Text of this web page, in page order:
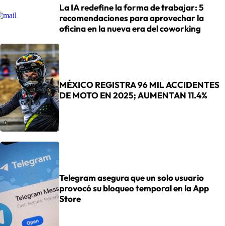
La IA redefine la forma de trabajar: 5
recomendaciones para aprovechar la
oficina en la nueva era del coworking
MÉXICO REGISTRA 96 MIL ACCIDENTES
DE MOTO EN 2025; AUMENTAN 11.4%
Telegram asegura que un solo usuario
provocó su bloqueo temporal en la App
Store